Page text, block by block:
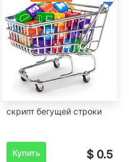
скрипт бегущей строки
Купить $ 0.5